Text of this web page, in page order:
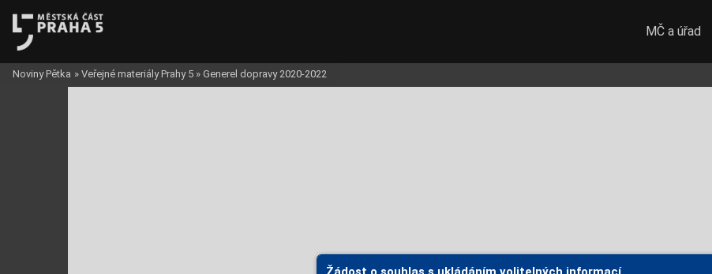
MČ a úřad
Noviny Pětka » Veřejné materiály Prahy 5 » Generel dopravy 2020-2022